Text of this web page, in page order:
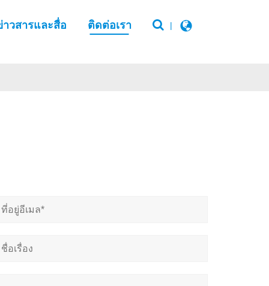
าวสารและสื่อ ติดต่อเรา |